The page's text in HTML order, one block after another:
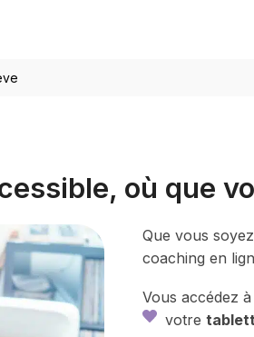
où que
Que vous
coaching en
Vous accédez
votre